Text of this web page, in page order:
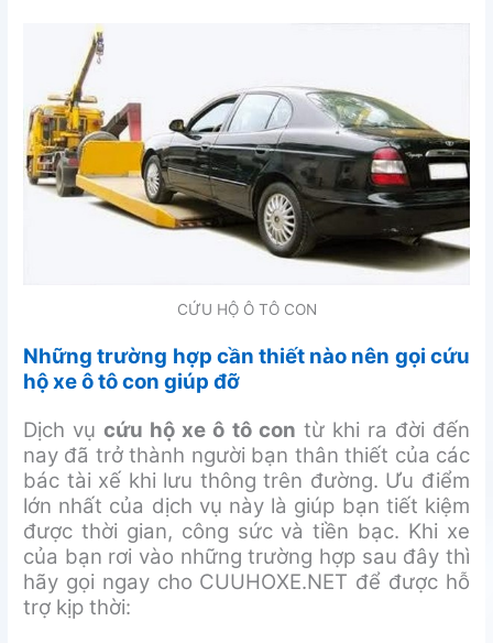
CỨU HỘ Ô TÔ CON
Những trường hợp cần thiết nào nên gọi cứu
hộ xe ô tô con giúp đỡ
Dịch vụcứu hộ xe ô tô con từ khi ra đời đến
nay đã trở thành người bạn thân thiết của các
bác tài xế khi lưu thông trên đường. Ưu điểm
lớn nhất của dịch vụ này là giúp bạn tiết kiệm
được thời gian, công sức và tiền bạc. Khi xe
của bạn rơi vào những trường hợp sau đây thì
hãy gọi ngay cho CUUHOXE.NET để được hỗ
trợ kịp thời: